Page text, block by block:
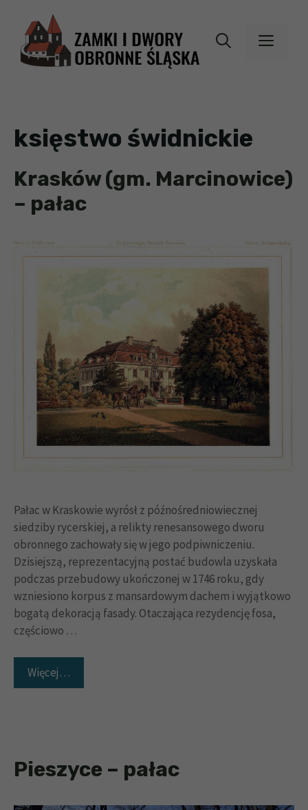
treści
księstwo świdnickie
Krasków (gm. Marcinowice)
– pałac
Pałac w Kraskowie wyrósł z późnośredniowiecznej
siedziby rycerskiej, a relikty renesansowego dworu
obronnego zachowały się w jego podpiwniczeniu.
Dzisiejszą, reprezentacyjną postać budowla uzyskała
podczas przebudowy ukończonej w 1746 roku, gdy
wzniesiono korpus z mansardowym dachem i wyjątkowo
bogatą dekoracją fasady. Otaczająca rezydencję fosa,
częściowo …
Więcej…
Pieszyce – pałac